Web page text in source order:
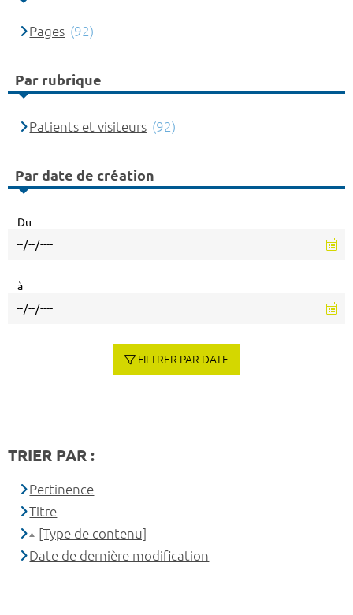
Pages (92)
Par rubrique
Patients et visiteurs (92)
Par date de création
Du
à
FILTRER PAR DATE
TRIER PAR :
Pertinence
Titre
[Type de contenu]
Date de dernière modification